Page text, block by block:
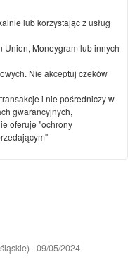
lub korzystając z usług
Union, Moneygram lub innych
Nie akceptuj czeków
i nie pośredniczy w
gwarancyjnych,
oferuje "ochrony
-09/05/2024